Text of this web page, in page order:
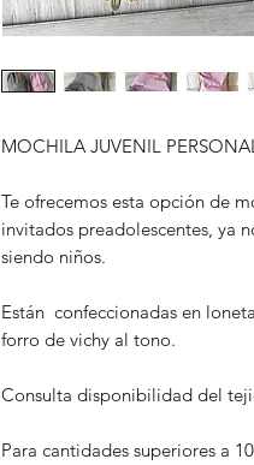
MOCHILA JUVENIL
Te ofrecemos esta opción de
invitados preadolescentes, ya
siendo niños.
Están confeccionadas en
forro de vichy al tono.
Consulta disponibilidad del
Para cantidades superiores a